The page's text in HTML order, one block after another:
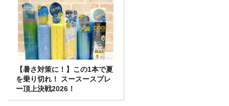
【暑さ対策に！】この1本で夏
を乗り切れ！ スースースプレ
ー頂上決戦2026！